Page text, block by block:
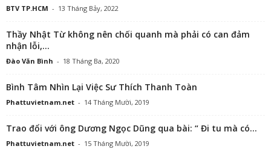
BTV TP.HCM - 13 Tháng Bảy, 2022
Thầy Nhật Từ không nên chối quanh mà phải có can đảm
nhận lỗi,...
Đào Văn Bình - 18 Tháng Ba, 2020
Bình Tâm Nhìn Lại Việc Sư Thích Thanh Toàn
Phattuvietnam.net - 14 Tháng Mười, 2019
Trao đổi với ông Dương Ngọc Dũng qua bài: “ Đi tu mà có...
Phattuvietnam.net - 15 Tháng Mười, 2019